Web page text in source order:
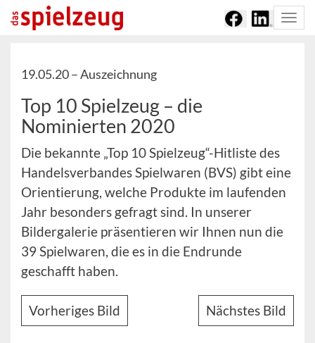
19.05.20 –Auszeichnung
Top 10 Spielzeug – die
Nominierten 2020
Die bekannte „Top 10 Spielzeug“-Hitliste des
Handelsverbandes Spielwaren (BVS) gibt eine
Orientierung, welche Produkte im laufenden
Jahr besonders gefragt sind. In unserer
Bildergalerie präsentieren wir Ihnen nun die
39 Spielwaren, die es in die Endrunde
geschafft haben.
Vorheriges Bild Nächstes Bild